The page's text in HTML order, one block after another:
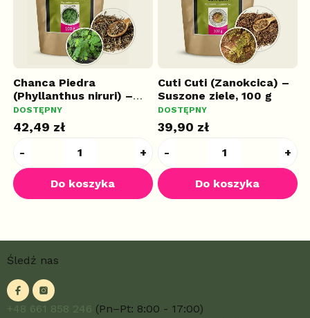
Chanca Piedra
(Phyllanthus niruri) –
Suszone ziele, 100 g
DOSTĘPNY
42,49 zł
Cuti Cuti (Zanokcica) –
Suszone ziele, 100 g
DOSTĘPNY
39,90 zł
p
Śledź nas
+48 661 858 246 (Pn–Pt: 8:00 - 17:00)